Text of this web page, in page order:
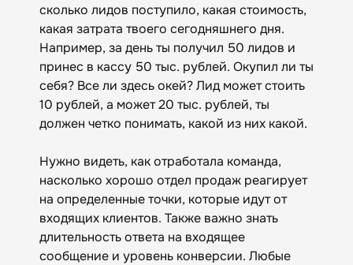
сколько лидов поступило, какая стоимость,
какая затрата твоего сегодняшнего дня.
Например, за день ты получил 50 лидов и
принес в кассу 50 тыс. рублей. Окупил ли ты
себя? Все ли здесь окей? Лид может стоить
10 рублей, а может 20 тыс. рублей, ты
должен четко понимать, какой из них какой.
Нужно видеть, как отработала команда,
насколько хорошо отдел продаж реагирует
на определенные точки, которые идут от
входящих клиентов. Также важно знать
длительность ответа на входящее
сообщение и уровень конверсии. Любые